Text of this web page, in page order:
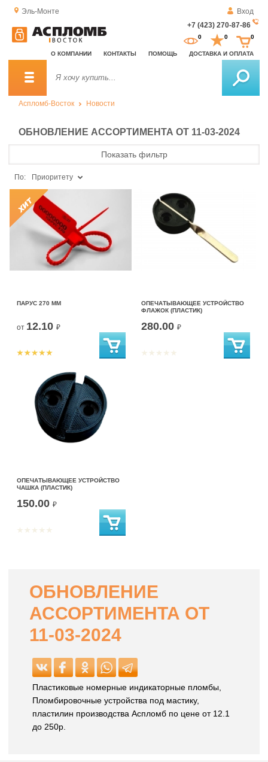
Эль-Монте
Вход
+7 (423) 270-87-86
О КОМПАНИИ КОНТАКТЫ ПОМОЩЬ ДОСТАВКА И ОПЛАТА
0 0 0
Аспломб-Восток Новости
ОБНОВЛЕНИЕ АССОРТИМЕНТА ОТ 11-03-2024
Показать фильтр
По: Приоритету
ПАРУС 270 ММ
от 12.10 ₽
ОПЕЧАТЫВАЮЩЕЕ УСТРОЙСТВО
ФЛАЖОК (ПЛАСТИК)
280.00 ₽
ОПЕЧАТЫВАЮЩЕЕ УСТРОЙСТВО
ЧАШКА (ПЛАСТИК)
150.00 ₽
ОБНОВЛЕНИЕ
АССОРТИМЕНТА ОТ
11-03-2024
Пластиковые номерные индикаторные пломбы,
Пломбировочные устройства под мастику,
пластилин производства Аспломб по цене от 12.1
до 250р.